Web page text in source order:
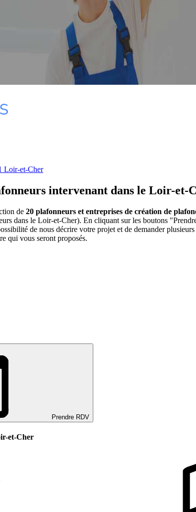
Loir-et-Cher
intervenant dans le Loir-et-
de 20 plafonneurs et entreprises de création de
dans le Loir-et-Cher). En cliquant sur les boutons
de nous décrire votre projet et de demander
qui vous seront proposés.
Prendre RDV
et-Cher